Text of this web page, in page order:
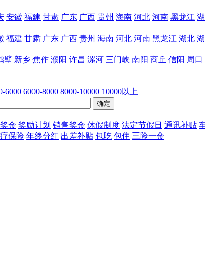
安徽 福建 甘肃 广东 广西 贵州 海南 河北 河南 黑龙江
福建 甘肃 广东 广西 贵州 海南 河北 河南 黑龙江 湖北
壁 新乡 焦作 濮阳 许昌 漯河 三门峡 南阳 商丘 信阳 周口
6000 6000-8000 8000-10000 10000以上
金 奖励计划 销售奖金 休假制度 法定节假日 通讯补贴
保险 年终分红 出差补贴 包吃 包住 三险一金